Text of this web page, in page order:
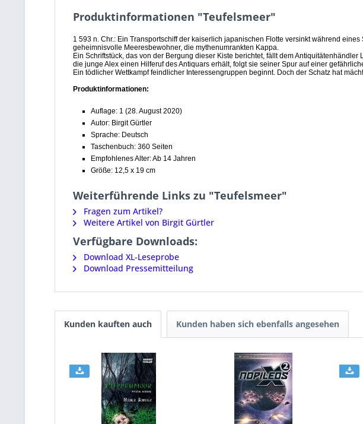
Produktinformationen "Teufelsmeer"
1 593 n. Chr.: Ein Transportschiff der kaiserlich japanischen Flotte versinkt während
geheimnisvolle Meeresbewohner, die mythenumrankten Kappa.
Ein Schriftstück, das von der Bergung dieser Kiste berichtet, fällt dem
die junge Alex einen Hilferuf des Antiquars erhält, folgt sie seiner Spur auf einer
Ein tödlicher Wettkampf feindlicher Interessengruppen beginnt. Doch der Schatz hat
Produktinformationen:
Auflage: 1 (28. August 2020)
Autor: Birgit Gürtler
Sprache: Deutsch
Taschenbuch: 360 Seiten
Empfohlenes Alter: Ab 14 Jahren
Größe: 12,5 x 19 cm
Weiterführende Links zu "Teufelsmeer"
Fragen zum Artikel?
Weitere Artikel von Birgit Gürtler
Verfügbare Downloads:
Download XL-Leseprobe
Download Pressemitteilung
Kunden kauften auch Kunden haben sich ebenfalls angesehen